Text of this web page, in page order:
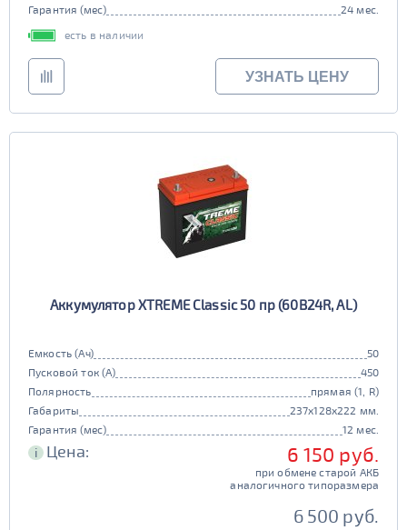
Гарантия (мес)
24 мес.
есть в наличии
УЗНАТЬ ЦЕНУ
Аккумулятор XTREME Classic 50 пр (60B24R, AL)
Емкость (Ач)
50
Пусковой ток (А)
450
Полярность
прямая (1, R)
Габариты
237x128x222 мм.
Гарантия (мес)
12 мес.
i Цена: 6 150 руб.
при обмене старой АКБ
аналогичного типоразмера
6 500 руб.